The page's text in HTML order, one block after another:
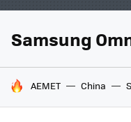
Samsung
HOY SE HABLA DE
AEMET China